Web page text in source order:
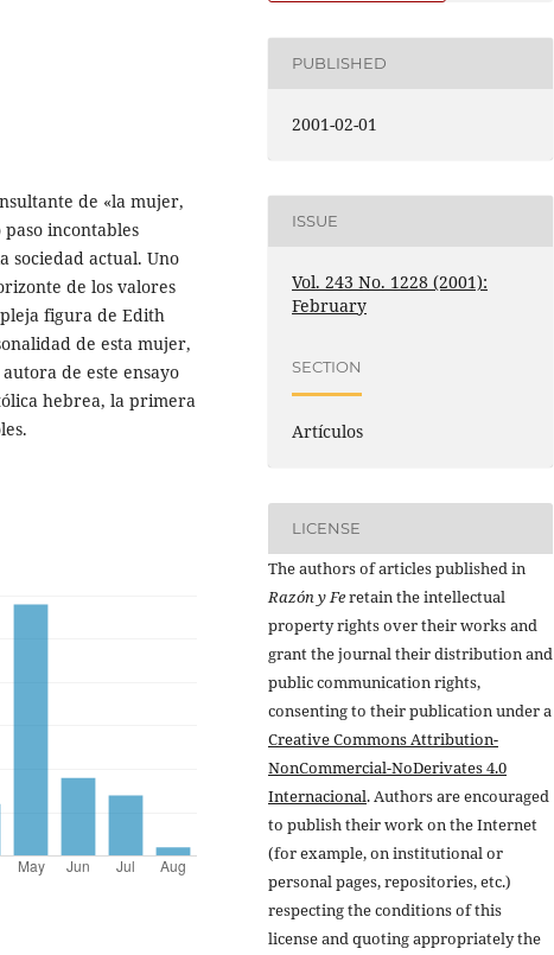
de «la mujer,
incontables
sociedad actual. Uno
de los valores
figura de Edith
de esta mujer,
de este ensayo
hebrea, la primera
PUBLISHED
2001-02-01
ISSUE
Vol. 243 No. 1228 (2001):
February
SECTION
Artículos
LICENSE
The authors of articles published in
Razón y Feretain the intellectual
property rights over their works and
grant the journal their distribution and
public communication rights,
consenting to their publication under a
Creative Commons Attribution-
NonCommercial-NoDerivates 4.0
Internacional. Authors are encouraged
to publish their work on the Internet
(for example, on institutional or
personal pages, repositories, etc.)
respecting the conditions of this
license and quoting appropriately the